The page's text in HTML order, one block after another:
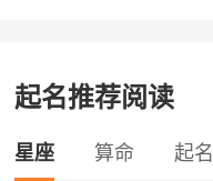
起名推荐阅读
星座 算命 起名